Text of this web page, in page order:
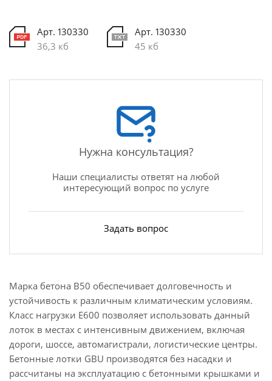
Арт. 130330
36,3 кб
Арт. 130330
45 кб
Нужна консультация?
Наши специалисты ответят на любой
интересующий вопрос по услуге
Задать вопрос
Марка бетона B50 обеспечивает долговечность и
устойчивость к различным климатическим условиям.
Класс нагрузки E600 позволяет использовать данный
лоток в местах с интенсивным движением, включая
дороги, шоссе, автомагистрали, логистические центры.
Бетонные лотки GBU производятся без насадки и
рассчитаны на эксплуатацию с бетонными крышками и